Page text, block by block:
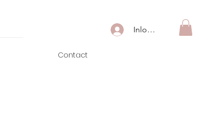
Inloggen
Contact